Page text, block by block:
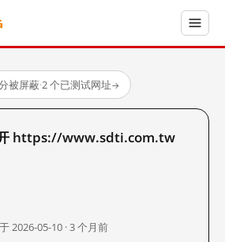
被屏蔽·2 个已测试网址→
https://www.sdti.com.tw
2026-05-10 · 3 个月前